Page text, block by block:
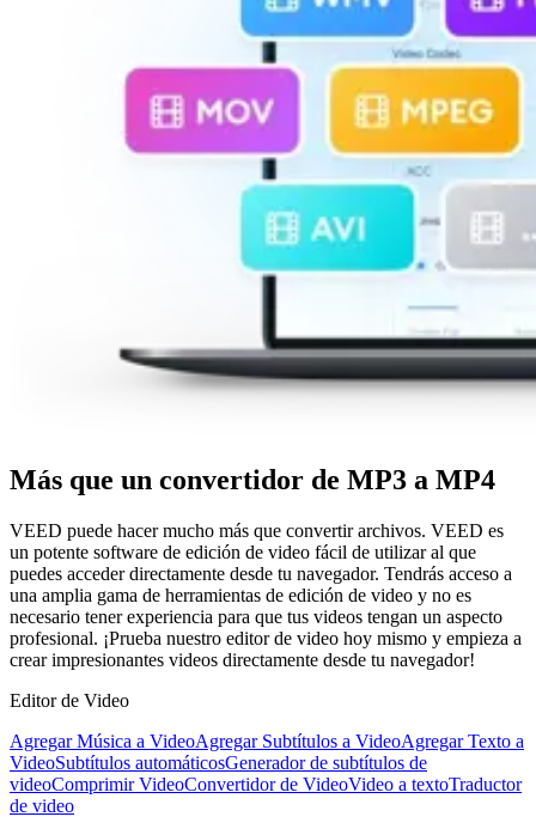
Más que un convertidor de MP3 a MP4
VEED puede hacer mucho más que convertir archivos. VEED es
un potente software de edición de video fácil de utilizar al que
puedes acceder directamente desde tu navegador. Tendrás acceso a
una amplia gama de herramientas de edición de video y no es
necesario tener experiencia para que tus videos tengan un aspecto
profesional. ¡Prueba nuestro editor de video hoy mismo y empieza a
crear impresionantes videos directamente desde tu navegador!
Editor de Video
Agregar Música a VideoAgregar Subtítulos a VideoAgregar Texto a
VideoSubtítulos automáticosGenerador de subtítulos de
videoComprimir VideoConvertidor de VideoVideo a textoTraductor
de video